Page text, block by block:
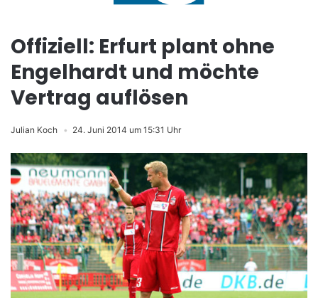
Offiziell: Erfurt plant ohne
Engelhardt und möchte
Vertrag auflösen
Julian Koch 24. Juni 2014 um 15:31 Uhr